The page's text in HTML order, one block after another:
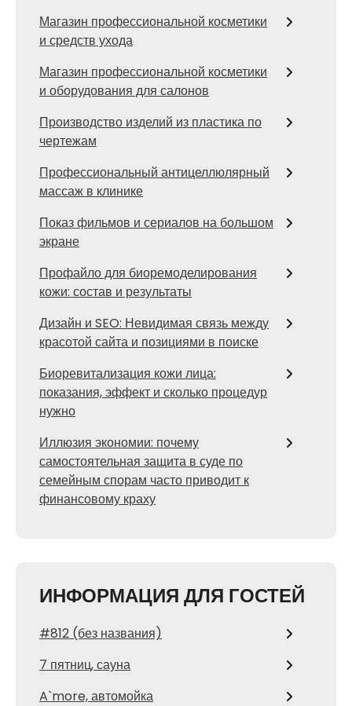
Магазин профессиональной косметики
и средств ухода
Магазин профессиональной косметики
и оборудования для салонов
Производство изделий из пластика по
чертежам
Профессиональный антицеллюлярный
массаж в клинике
Показ фильмов и сериалов на большом
экране
Профайло для биоремоделирования
кожи: состав и результаты
Дизайн и SEO: Невидимая связь между
красотой сайта и позициями в поиске
Биоревитализация кожи лица:
показания, эффект и сколько процедур
нужно
Иллюзия экономии: почему
самостоятельная защита в суде по
семейным спорам часто приводит к
финансовому краху
ИНФОРМАЦИЯ ДЛЯ ГОСТЕЙ
#812 (без названия)
7 пятниц, сауна
A`more, автомойка